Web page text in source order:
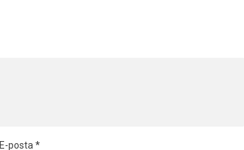
E-posta *